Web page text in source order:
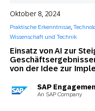
Einsatz von AI zur
von der Idee zur
Oktober 8, 2024
Praktische Erkenntnisse,
Wissenschaft und Technik
SAP
An SAP Company